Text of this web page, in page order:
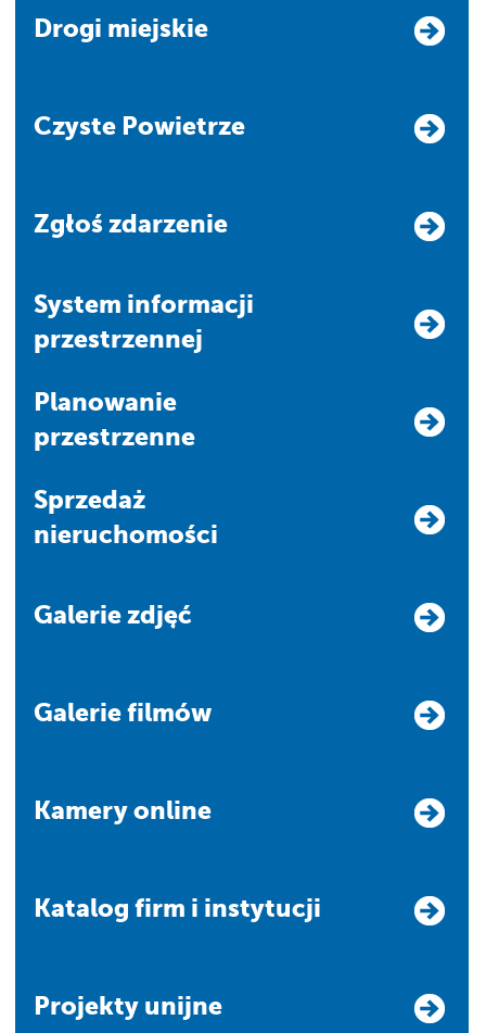
Drogi miejskie
Czyste Powietrze
Zgłoś zdarzenie
system informacji
przestrzennej
Planowanie
przestrzenne
Sprzedaż
nieruchomości
Galerie zdjęć
Galerie filmów
Kamery online
Katalog firm i instytucji
Projekty unijne